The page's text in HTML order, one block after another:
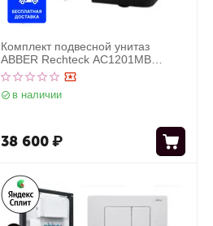
Комплект подвесной унитаз
ABBER Rechteck AC1201MB
черный матовый с инсталляцией
AC0105 и кнопкой AC0120MCH
матовый хром
в наличии
38 600₽